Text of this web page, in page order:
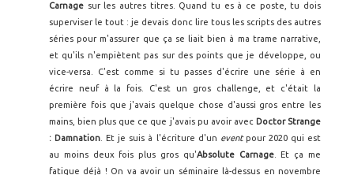
Carnage sur les autres titres. Quand tu es à ce poste, tu dois
superviser le tout : je devais donc lire tous les scripts des autres
séries pour m'assurer que ça se liait bien à ma trame narrative,
et qu'ils n'empiètent pas sur des points que je développe, ou
vice-versa. C'est comme si tu passes d'écrire une série à en
écrire neuf à la fois. C'est un gros challenge, et c'était la
première fois que j'avais quelque chose d'aussi gros entre les
mains, bien plus que ce que j'avais pu avoir avec Doctor Strange
: Damnation . Et je suis à l'écriture d'un eventpour 2020 qui est
au moins deux fois plus gros qu'Absolute Carnage. Et ça me
fatigue déjà ! On va avoir un séminaire là-dessus en novembre